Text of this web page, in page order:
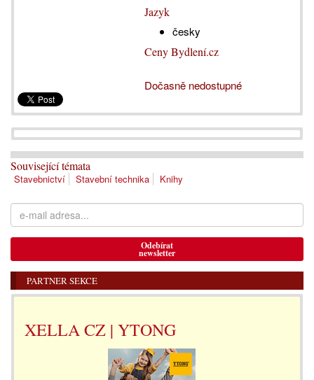
Jazyk
česky
Ceny Bydlení.cz
Dočasně nedostupné
Související témata
Stavebnictví Stavební technika Knihy
Odebírat
newsletter
PARTNER SEKCE
XELLA CZ | YTONG